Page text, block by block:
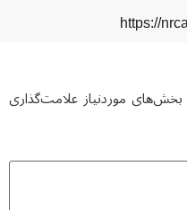
بخش‌های موردنیاز علامت‌گذاری